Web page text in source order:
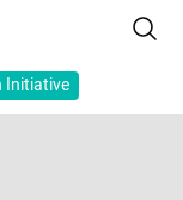
Initiative